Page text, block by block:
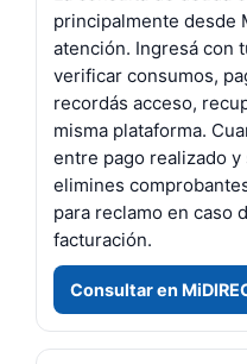
principalmente desde
atención. Ingresá con
verificar consumos,
recordás acceso,
misma plataforma.
entre pago realizado
elimines
para reclamo en caso
facturación.
Consultar en